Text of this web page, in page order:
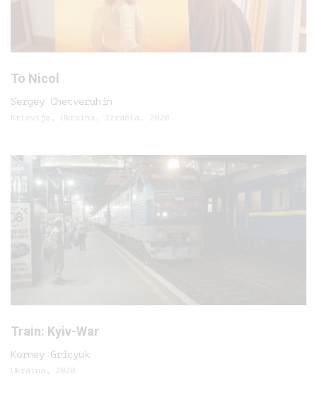
To Nicol
Sergey Chetveruhin
Krievija, Ukraina, Izraēla, 2020
Train: Kyiv-War
Korney Gricyuk
Ukraina, 2020